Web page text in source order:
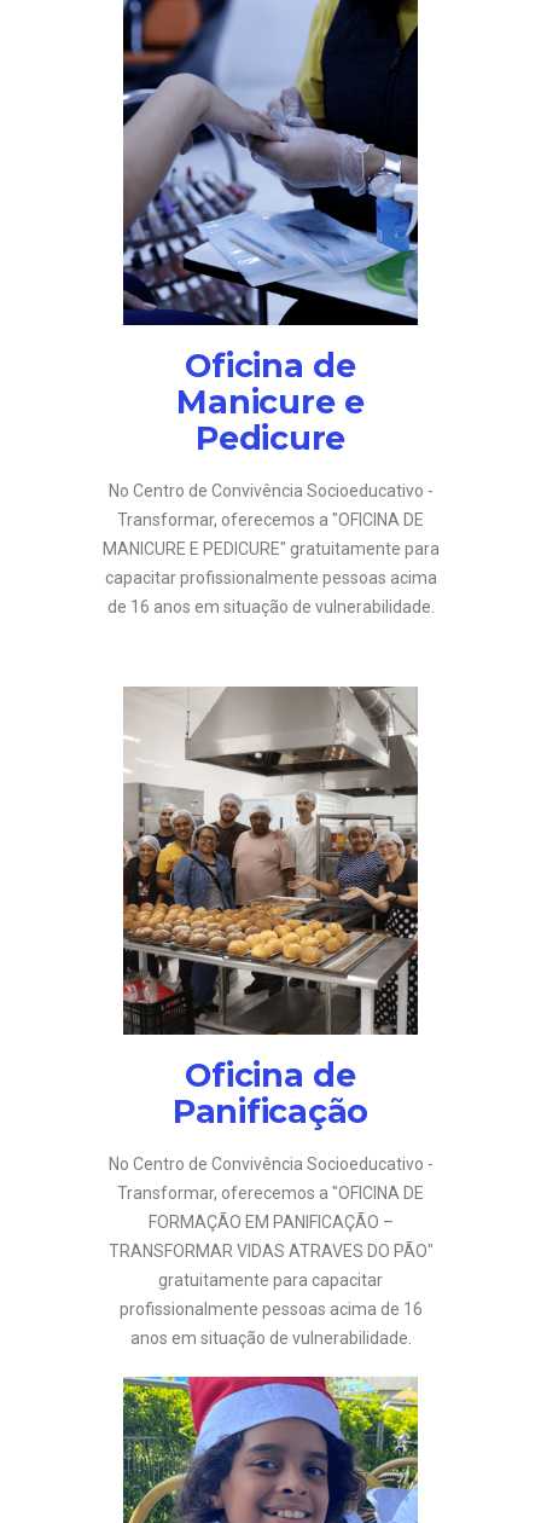
Oficina de
Manicure e
Pedicure
No Centro de Convivência Socioeducativo -
Transformar, oferecemos a "OFICINA DE
MANICURE E PEDICURE" gratuitamente para
capacitar profissionalmente pessoas acima
de 16 anos em situação de vulnerabilidade.
Oficina de
Panificação
No Centro de Convivência Socioeducativo -
Transformar, oferecemos a "OFICINA DE
FORMAÇÃO EM PANIFICAÇÃO –
TRANSFORMAR VIDAS ATRAVES DO PÃO"
gratuitamente para capacitar
profissionalmente pessoas acima de 16
anos em situação de vulnerabilidade.